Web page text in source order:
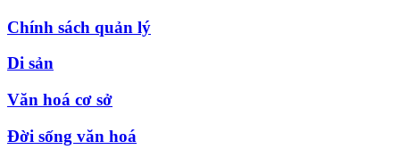
Chính sách quản lý
Di sản
Văn hoá cơ sở
Đời sống văn hoá